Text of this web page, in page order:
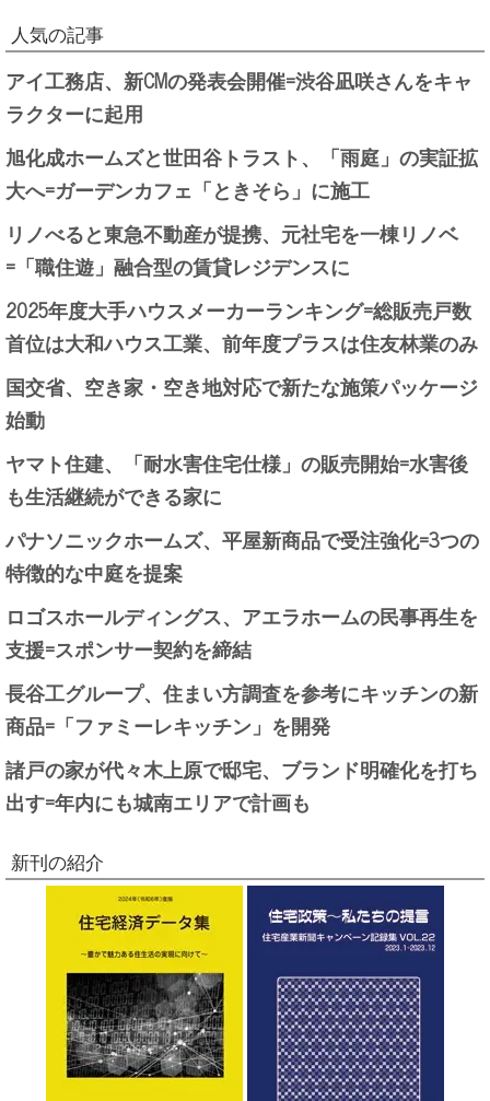
人気の記事
アイ工務店、新CMの発表会開催=渋谷凪咲さんをキャ
ラクターに起用
旭化成ホームズと世田谷トラスト、「雨庭」の実証拡
大へ=ガーデンカフェ「ときそら」に施工
リノべると東急不動産が提携、元社宅を一棟リノベ
=「職住遊」融合型の賃貸レジデンスに
2025年度大手ハウスメーカーランキング=総販売戸数
首位は大和ハウス工業、前年度プラスは住友林業のみ
国交省、空き家・空き地対応で新たな施策パッケージ
始動
ヤマト住建、「耐水害住宅仕様」の販売開始=水害後
も生活継続ができる家に
パナソニックホームズ、平屋新商品で受注強化=3つの
特徴的な中庭を提案
ロゴスホールディングス、アエラホームの民事再生を
支援=スポンサー契約を締結
長谷工グループ、住まい方調査を参考にキッチンの新
商品=「ファミーレキッチン」を開発
諸戸の家が代々木上原で邸宅、ブランド明確化を打ち
出す=年内にも城南エリアで計画も
新刊の紹介